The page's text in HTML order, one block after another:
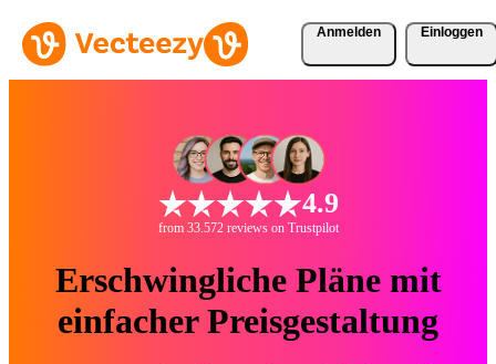
Anmelden Einloggen
4.9
from 33.572 reviews on Trustpilot
Erschwingliche Pläne mit
einfacher Preisgestaltung